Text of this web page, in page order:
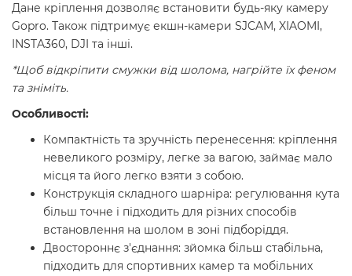
Дане кріплення дозволяє встановити будь-яку камеру
Gopro. Також підтримує екшн-камери SJCAM, XIAOMI,
INSTA360, DJI та інші.
*Щоб відкріпити смужки від шолома, нагрійте їх феном
та зніміть.
Особливості:
Компактність та зручність перенесення: кріплення
невеликого розміру, легке за вагою, займає мало
місця та його легко взяти з собою.
Конструкція складного шарніра: регулювання кута
більш точне і підходить для різних способів
встановлення на шолом в зоні підборіддя.
Двостороннє з'єднання: зйомка більш стабільна,
підходить для спортивних камер та мобільних